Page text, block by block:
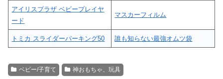
アイリスプラザ ベビープレイヤ
ード
マスカーフィルム
トミカ スライダーパーキング50 誰も知らない最強オムツ袋
ベビー/子育て 神おもちゃ、玩具